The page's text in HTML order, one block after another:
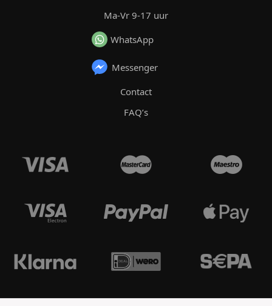
Ma-Vr 9-17 uur
WhatsApp
Messenger
Contact
FAQ’s